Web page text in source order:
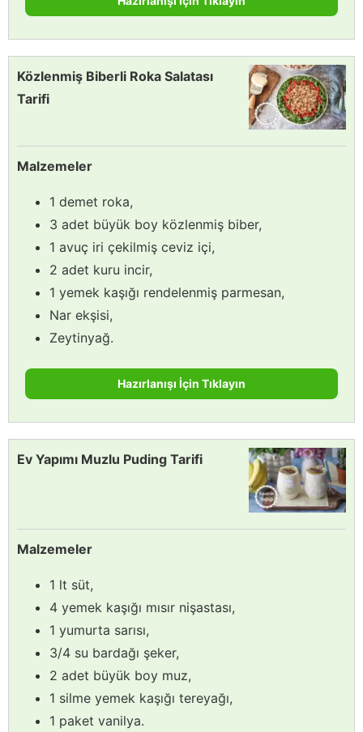
Közlenmiş Biberli Roka Salatası
Tarifi
Malzemeler
1 demet roka,
3 adet büyük boy közlenmiş biber,
1 avuç iri çekilmiş ceviz içi,
2 adet kuru incir,
1 yemek kaşığı rendelenmiş parmesan,
Nar ekşisi,
Zeytinyağ.
Hazırlanışı İçin Tıklayın
Ev Yapımı Muzlu Puding Tarifi
Malzemeler
1 lt süt,
4 yemek kaşığı mısır nişastası,
1 yumurta sarısı,
3/4 su bardağı şeker,
2 adet büyük boy muz,
1 silme yemek kaşığı tereyağı,
1 paket vanilya.